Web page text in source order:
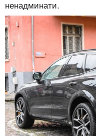
ненадминати.